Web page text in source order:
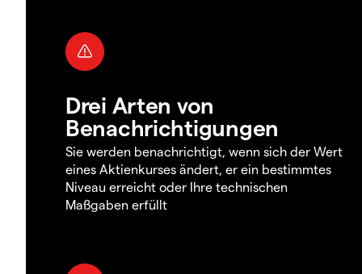
Drei Arten von
Benachrichtigungen
Sie werden benachrichtigt, wenn sich der Wert
eines Aktienkurses ändert, er ein bestimmtes
Niveau erreicht oder Ihre technischen
Maßgaben erfüllt